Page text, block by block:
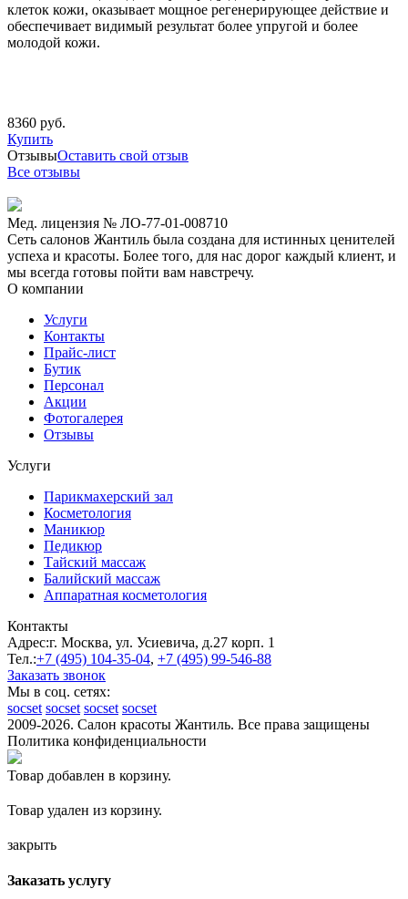
клеток кожи, оказывает мощное регенерирующее действие и
обеспечивает видимый результат более упругой и более
молодой кожи.
8360 руб.
Купить
ОтзывыОставить свой отзыв
Все отзывы
Мед. лицензия № ЛО-77-01-008710
Сеть салонов Жантиль была создана для истинных ценителей
успеха и красоты. Более того, для нас дорог каждый клиент, и
мы всегда готовы пойти вам навстречу.
О компании
Услуги
Контакты
Прайс-лист
Бутик
Персонал
Акции
Фотогалерея
Отзывы
Услуги
Парикмахерский зал
Косметология
Маникюр
Педикюр
Тайский массаж
Балийский массаж
Аппаратная косметология
Контакты
Адрес:г. Москва, ул. Усиевича, д.27 корп. 1
Тел.:+7 (495) 104-35-04, +7 (495) 99-546-88
Заказать звонок
Мы в соц. сетях:
socset socset socset socset
2009-2026. Салон красоты Жантиль. Все права защищены
Политика конфиденциальности
Товар добавлен в корзину.
Товар удален из корзину.
закрыть
Заказать услугу